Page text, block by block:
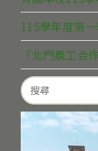
115學年度第
「北門農工
Search
for: